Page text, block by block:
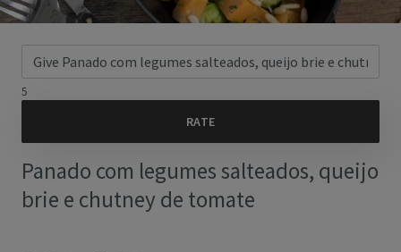
5
Panado com legumes salteados, queijo
brie e chutney de tomate